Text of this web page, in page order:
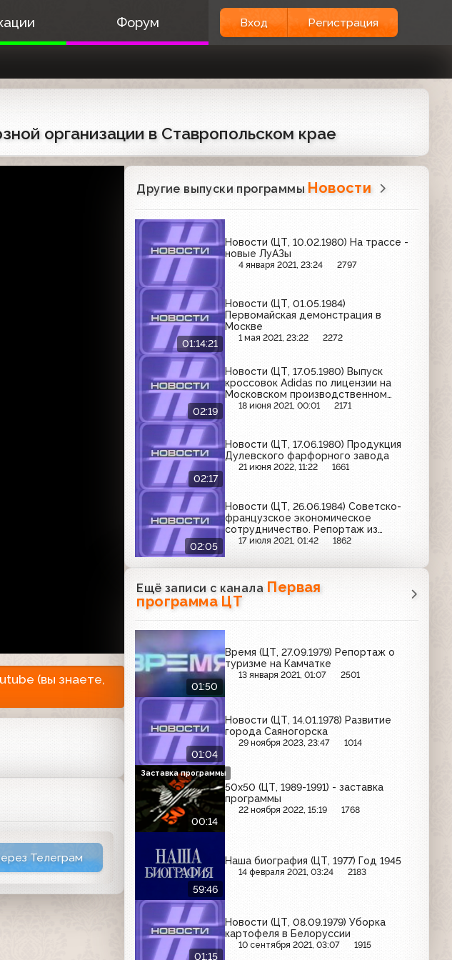
Форум Вход Регистрация
организации в Ставропольском крае
(вы знаете,
Телеграм
Другие выпуски программы Новости
Новости (ЦТ, 10.02.1980) На трассе -
новые ЛуАЗы
4 января 2021, 23:24 2797
01:14:21
Новости (ЦТ, 01.05.1984)
Первомайская демонстрация в
Москве
1 мая 2021, 23:22 2272
02:19
Новости (ЦТ, 17.05.1980) Выпуск
кроссовок Adidas по лицензии на
Московском производственном
комбинате "Спорт"
18 июня 2021, 00:01 2171
02:17
Новости (ЦТ, 17.06.1980) Продукция
Дулевского фарфорного завода
21 июня 2022, 11:22 1661
02:05
Новости (ЦТ, 26.06.1984) Советско-
французское экономическое
сотрудничество. Репортаж из
Марселя
17 июля 2021, 01:42 1862
Ещё записи с канала Первая
программа ЦТ
01:50
Время (ЦТ, 27.09.1979) Репортаж о
туризме на Камчатке
13 января 2021, 01:07 2501
01:04
Новости (ЦТ, 14.01.1978) Развитие
города Саяногорска
29 ноября 2023, 23:47 1014
00:14
50х50 (ЦТ, 1989-1991) - заставка
программы
22 ноября 2022, 15:19 1768
Заставка программы
59:46
Наша биография (ЦТ, 1977) Год 1945
14 февраля 2021, 03:24 2183
01:15
Новости (ЦТ, 08.09.1979) Уборка
картофеля в Белоруссии
10 сентября 2021, 03:07 1915